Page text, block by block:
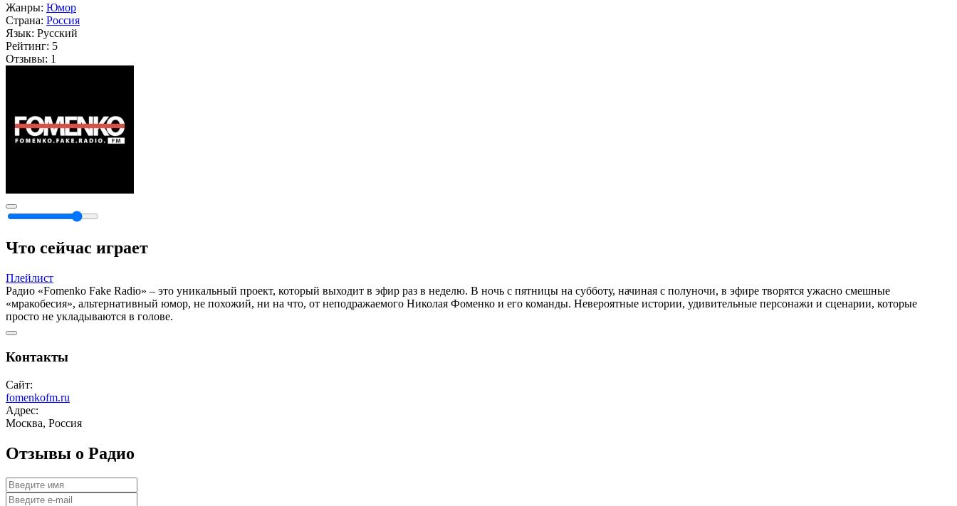
Жанры: Юмор
Страна: Россия
Язык: Русский
Рейтинг: 5
Отзывы: 1
Что сейчас играет
Плейлист
Радио «Fomenko Fake Radio» – это уникальный проект, который выходит в эфир раз в неделю. В ночь с пятницы на субботу, начиная с полуночи, в эфире творятся ужасно смешные
«мракобесия», альтернативный юмор, не похожий, ни на что, от неподражаемого Николая Фоменко и его команды. Невероятные истории, удивительные персонажи и сценарии, которые
просто не укладываются в голове.
Контакты
Сайт:
fomenkofm.ru
Адрес:
Москва, Россия
Отзывы о Радио